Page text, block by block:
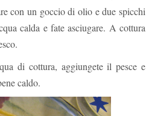
con un goccio di olio e due spicchi
calda e fate asciugare. A cottura
di cottura, aggiungete il pesce e
caldo.